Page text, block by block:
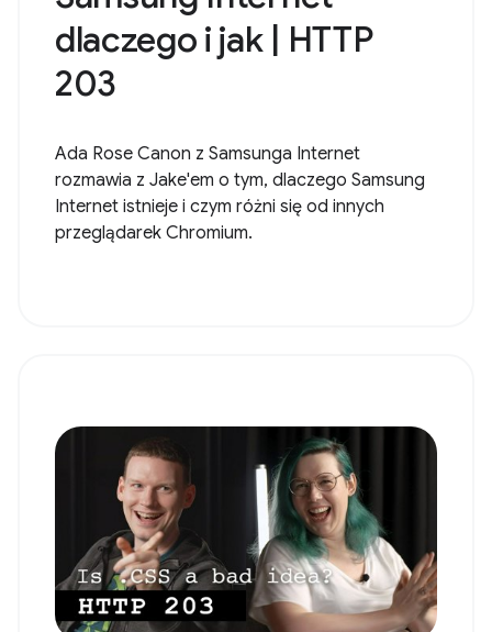
dlaczego i jak | HTTP
203
Ada Rose Canon z Samsunga Internet
rozmawia z Jake'em o tym, dlaczego Samsung
Internet istnieje i czym różni się od innych
przeglądarek Chromium.